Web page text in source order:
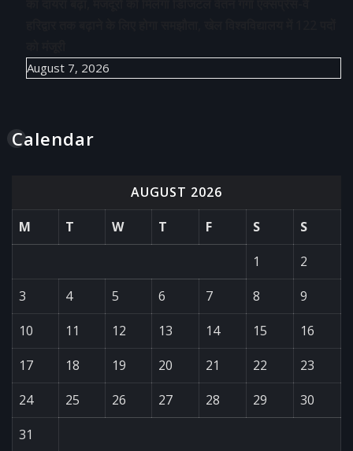
August 7, 2026
Calendar
AUGUST 2026
M
T W T F S
S
1
2
3
4 5 6 7 8
9
10
11 12 13 14 15
16
17
18 19 20 21 22
23
24
25 26 27 28 29
30
31